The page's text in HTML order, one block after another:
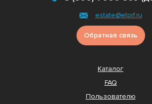
estate@etprf.ru
Обратная связь
Каталог
FAQ
Пользователю